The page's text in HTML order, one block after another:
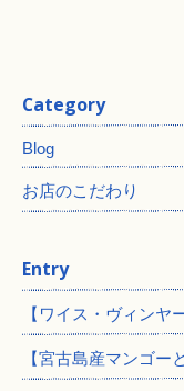
Category
Blog
お店のこだわり
Entry
【ワイス・ヴィンヤ
【宮古島産マンゴー